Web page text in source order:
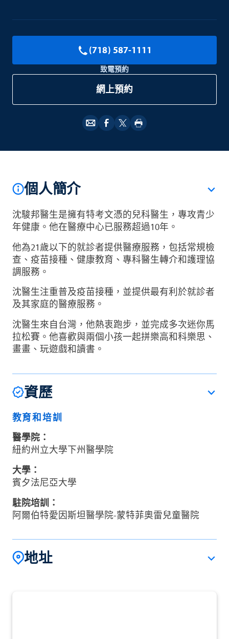
(718) 587-1111
致電預約
網上預約
個人簡介
沈駿邦醫生是擁有特考文憑的兒科醫生，專攻青少
年健康。他在醫療中心已服務超過10年。
他為21歲以下的就診者提供醫療服務，包括常規檢
查、疫苗接種、健康教育、專科醫生轉介和護理協
調服務。
沈醫生注重普及疫苗接種，並提供最有利於就診者
及其家庭的醫療服務。
沈醫生來自台灣，他熱衷跑步，並完成多次迷你馬
拉松賽。他喜歡與兩個小孩一起拼樂高和科樂思、
畫畫、玩遊戲和讀書。
資歷
教育和培訓
醫學院：
紐約州立大學下州醫學院
大學：
賓夕法尼亞大學
駐院培訓：
阿爾伯特愛因斯坦醫學院-蒙特菲奧雷兒童醫院
地址